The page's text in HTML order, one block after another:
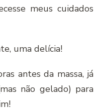
meus cuidados
uma delícia!
antes da massa, já
não gelado) para